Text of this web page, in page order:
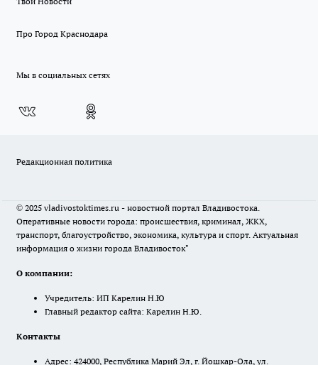
Про Город Краснодара
Мы в социальных сетях
Редакционная политика
© 2025 vladivostoktimes.ru - новостной портал Владивостока.
Оперативные новости города: происшествия, криминал, ЖКХ,
транспорт, благоустройство, экономика, культура и спорт. Актуальная
информация о жизни города Владивосток"
О компании:
Учредитель: ИП Карелин Н.Ю
Главный редактор сайта: Карелин Н.Ю.
Контакты
Адрес: 424000, Республика Марий Эл, г. Йошкар-Ола, ул.